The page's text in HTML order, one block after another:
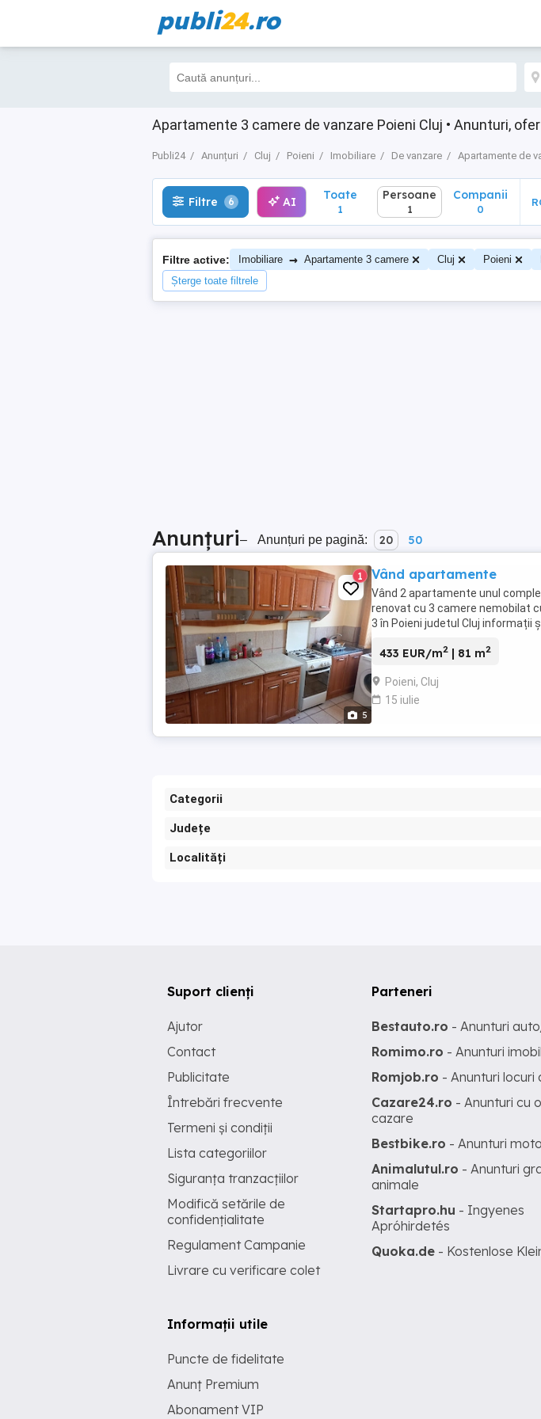
publi24.ro
Apartamente 3 camere de vanzare Poieni Cluj • Anunturi,
Publi24 Anunțuri Cluj Poieni Imobiliare De vanzare Apartamente de
Filtre 6 AI
Filtre 6 AI Toate
1
Persoane
1
Companii
0
Filtre active: Imobiliare → Apartamente 3 camere Cluj Poieni
Șterge toate filtrele
Anunțuri– Anunțuri pe pagină: 20 50
5
1 Vând apartamente
Vând 2 apartamente unul
renovat cu 3 camere nemobilat
3 în Poieni judetul Cluj informații și
433 EUR/m2 | 81 m2
Poieni, Cluj
15 iulie
Categorii
Județe
Localități
Suport clienți
Ajutor
Contact
Publicitate
Întrebări frecvente
Termeni și condiții
Lista categoriilor
Siguranța tranzacțiilor
Modifică setările de
confidențialitate
Regulament Campanie
Livrare cu verificare colet
Informații utile
Puncte de fidelitate
Anunț Premium
Abonament VIP
Parteneri
Bestauto.ro - Anunturi
Romimo.ro - Anunturi
Romjob.ro - Anunturi locuri
Cazare24.ro - Anunturi cu
cazare
Bestbike.ro - Anunturi moto
Animalutul.ro - Anunturi
animale
Startapro.hu - Ingyenes
Apróhirdetés
Quoka.de - Kostenlose